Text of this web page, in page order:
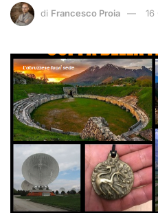
di Francesco Proia 16